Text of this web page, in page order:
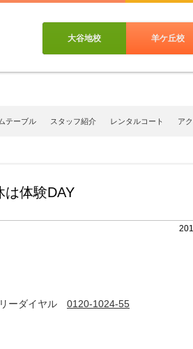
大谷地校 羊ケ丘校
テーブル スタッフ紹介 レンタルコート ア
は体験DAY
ダイヤル 0120-1024-55